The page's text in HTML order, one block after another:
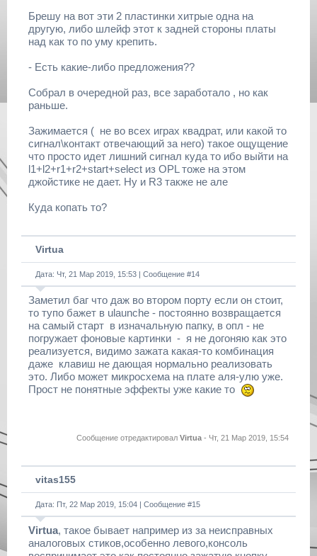
Брешу на вот эти 2 пластинки хитрые одна на
другую, либо шлейф этот к задней стороны платы
над как то по уму крепить.
- Есть какие-либо предложения??
Собрал в очередной раз, все заработало , но как
раньше.
Зажимается ( не во всех играх квадрат, или какой то
сигнал\контакт отвечающий за него) такое ощущение
что просто идет лишний сигнал куда то ибо выйти на
l1+l2+r1+r2+start+select из OPL тоже на этом
джойстике не дает. Ну и R3 также не але
Куда копать то?
Virtua
Дата: Чт, 21 Мар 2019, 15:53 | Сообщение #14
Заметил баг что даж во втором порту если он стоит,
то тупо бажет в ulaunche - постоянно возвращается
на самый старт в изначальную папку, в опл - не
погружает фоновые картинки - я не догоняю как это
реализуется, видимо зажата какая-то комбинация
даже клавиш не дающая нормально реализовать
это. Либо может микросхема на плате аля-улю уже.
Прост не понятные эффекты уже какие то
Сообщение отредактировал Virtua - Чт, 21 Мар 2019, 15:54
vitas155
Дата: Пт, 22 Мар 2019, 15:04 | Сообщение #15
Virtua, такое бывает например из за неисправных
аналоговых стиков,особенно левого,консоль